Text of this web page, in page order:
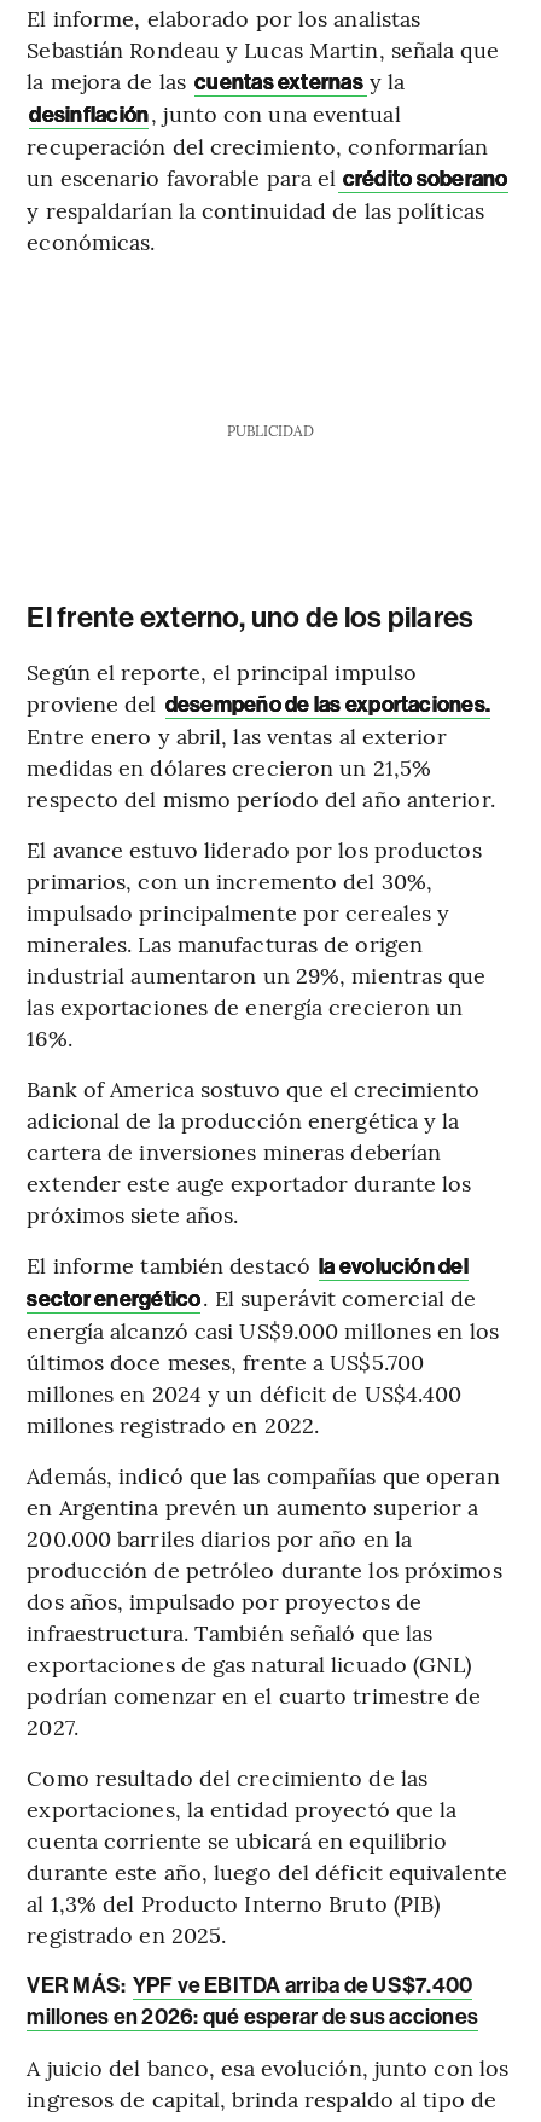
El informe, elaborado por los analistas
Sebastián Rondeau y Lucas Martin, señala que
la mejora de las cuentas externas y la
desinflación, junto con una eventual
recuperación del crecimiento, conformarían
un escenario favorable para el crédito soberano
y respaldarían la continuidad de las políticas
económicas.
PUBLICIDAD
El frente externo, uno de los pilares
Según el reporte, el principal impulso
proviene del desempeño de las exportaciones.
Entre enero y abril, las ventas al exterior
medidas en dólares crecieron un 21,5%
respecto del mismo período del año anterior.
El avance estuvo liderado por los productos
primarios, con un incremento del 30%,
impulsado principalmente por cereales y
minerales. Las manufacturas de origen
industrial aumentaron un 29%, mientras que
las exportaciones de energía crecieron un
16%.
Bank of America sostuvo que el crecimiento
adicional de la producción energética y la
cartera de inversiones mineras deberían
extender este auge exportador durante los
próximos siete años.
El informe también destacó la evolución del
sector energético. El superávit comercial de
energía alcanzó casi US$9.000 millones en los
últimos doce meses, frente a US$5.700
millones en 2024 y un déficit de US$4.400
millones registrado en 2022.
Además, indicó que las compañías que operan
en Argentina prevén un aumento superior a
200.000 barriles diarios por año en la
producción de petróleo durante los próximos
dos años, impulsado por proyectos de
infraestructura. También señaló que las
exportaciones de gas natural licuado (GNL)
podrían comenzar en el cuarto trimestre de
2027.
Como resultado del crecimiento de las
exportaciones, la entidad proyectó que la
cuenta corriente se ubicará en equilibrio
durante este año, luego del déficit equivalente
al 1,3% del Producto Interno Bruto (PIB)
registrado en 2025.
VER MÁS: YPF ve EBITDA arriba de US$7.400
millones en 2026: qué esperar de sus acciones
A juicio del banco, esa evolución, junto con los
ingresos de capital, brinda respaldo al tipo de